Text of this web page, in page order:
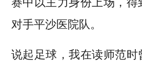
对手平沙医院队。
说起足球，我在读师范时